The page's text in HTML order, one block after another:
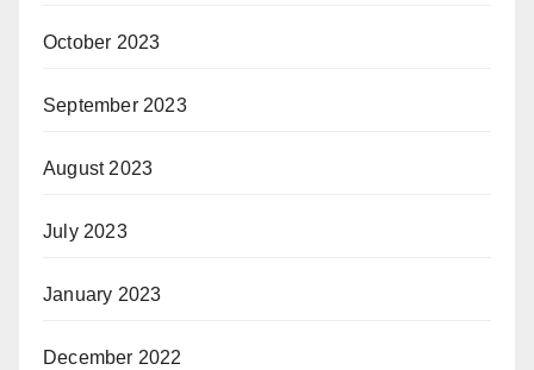
October 2023
September 2023
August 2023
July 2023
January 2023
December 2022